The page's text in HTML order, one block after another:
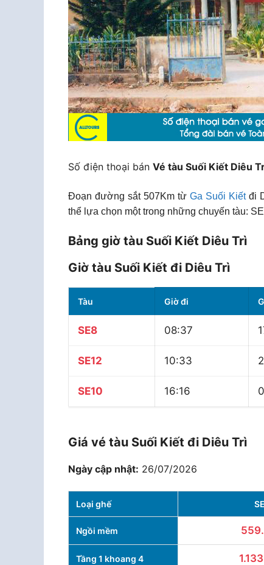
Số điện thoại bán Vé tàu Suối Kiết Diêu
Đoạn đường sắt 507Km từ Ga Suối Kiếtđi
thể lựa chọn một trong những chuyến tàu:
Bảng giờ tàu Suối Kiết Diêu Trì
Giờ tàu Suối Kiết đi Diêu Trì
Tàu Giờ đi
SE8 08:37
SE12 10:33
SE10 16:16
Giá vé tàu Suối Kiết đi Diêu Trì
Ngày cập nhật: 26/07/2026
Loại ghế
Ngồi mềm
Tầng 1 khoang 4